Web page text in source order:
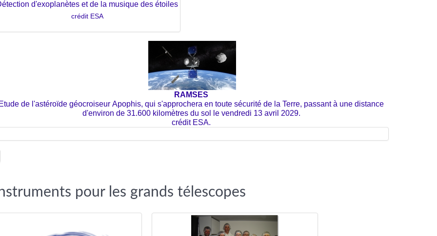
d'exoplanètes et de la musique des étoiles
crédit ESA
RAMSES
de l'astéroïde géocroiseur Apophis, qui s'approchera en toute sécurité de la Terre, passant à une distance
d'environ de 31.600 kilomètres du sol le vendredi 13 avril 2029.
crédit ESA.
pour les grands télescopes